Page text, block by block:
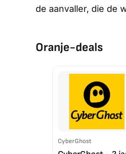
de aanvaller, die de
Oranje-deals
CyberGhost